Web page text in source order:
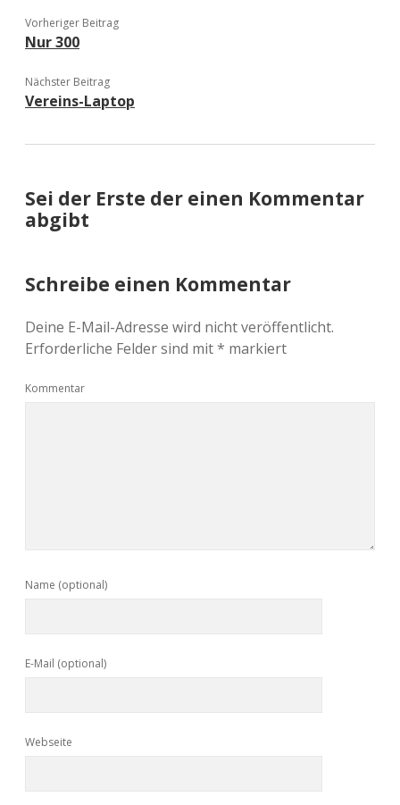
Vorheriger Beitrag
Nur 300
Nächster Beitrag
Vereins-Laptop
Sei der Erste der einen Kommentar
abgibt
Schreibe einen Kommentar
Deine E-Mail-Adresse wird nicht veröffentlicht.
Erforderliche Felder sind mit* markiert
Kommentar
Name (optional)
E-Mail (optional)
Webseite